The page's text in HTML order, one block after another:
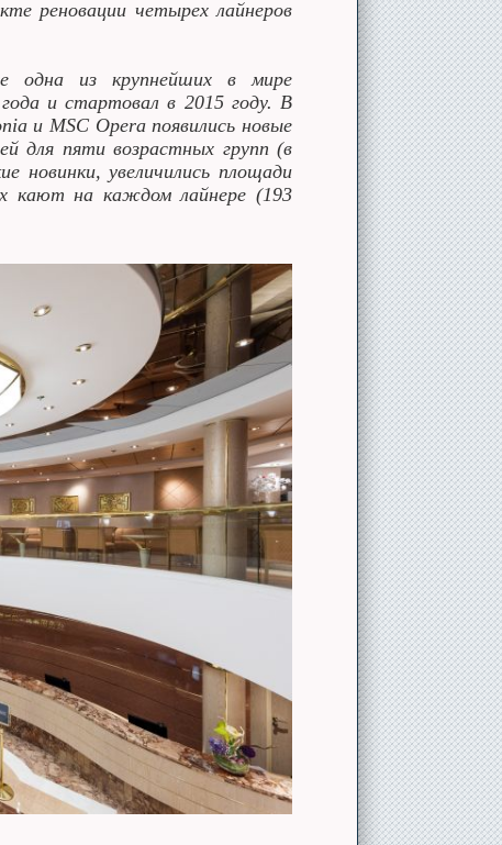
реновации четырех лайнеров
одна из крупнейших в мире
и стартовал в 2015 году. В
и MSC Opera появились новые
для пяти возрастных групп (в
новинки, увеличились площади
кают на каждом лайнере (193